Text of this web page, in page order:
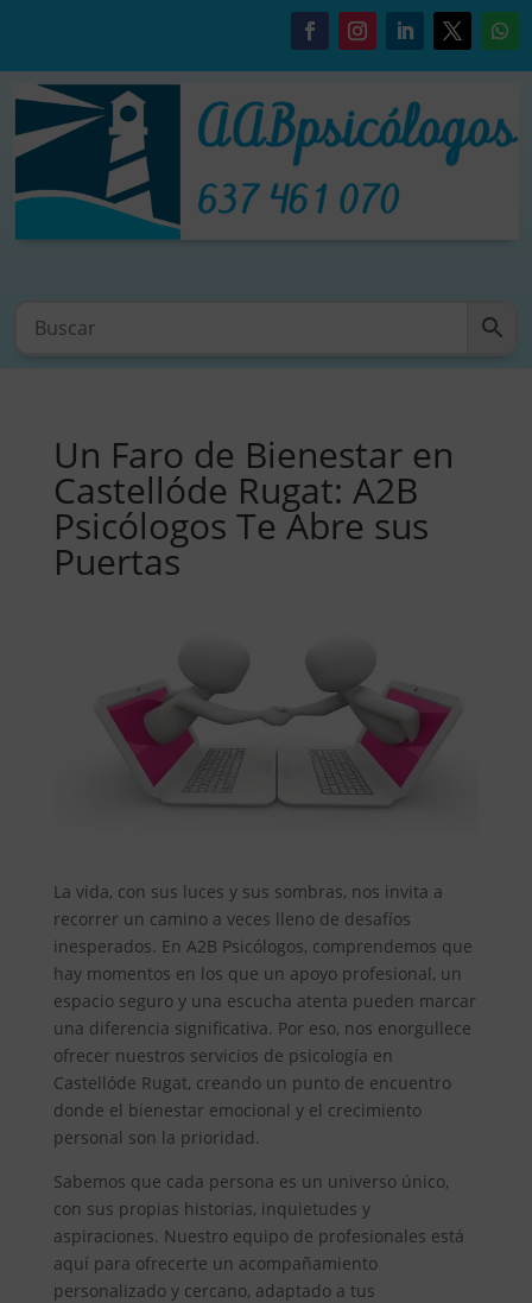
Un Faro de Bienestar en
Castellóde Rugat: A2B
Psicólogos Te Abre sus
Puertas
La vida, con sus luces y sus sombras, nos invita a
recorrer un camino a veces lleno de desafíos
inesperados. En A2B Psicólogos, comprendemos que
hay momentos en los que un apoyo profesional, un
espacio seguro y una escucha atenta pueden marcar
una diferencia significativa. Por eso, nos enorgullece
ofrecer nuestros servicios de psicología en
Castellóde Rugat, creando un punto de encuentro
donde el bienestar emocional y el crecimiento
personal son la prioridad.
Sabemos que cada persona es un universo único,
con sus propias historias, inquietudes y
aspiraciones. Nuestro equipo de profesionales está
aquí para ofrecerte un acompañamiento
personalizado y cercano, adaptado a tus